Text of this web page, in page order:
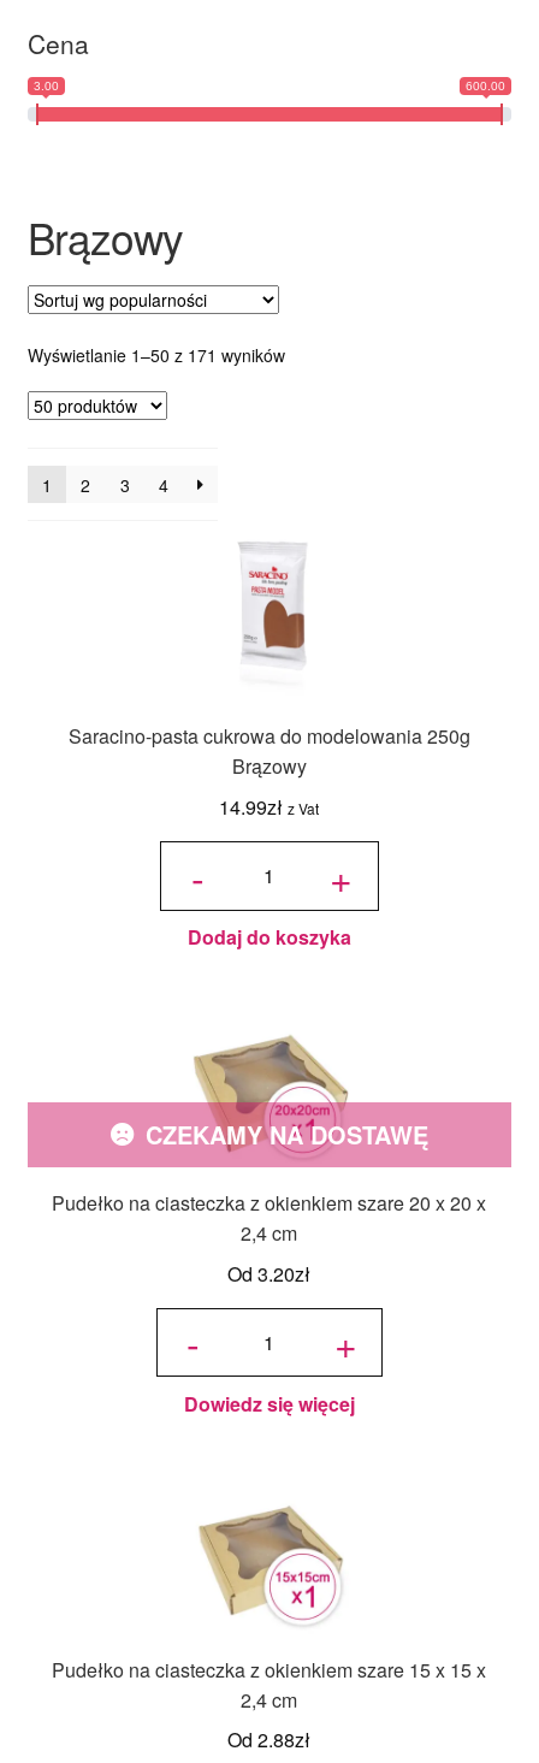
Ozdoby na tort weselny
Brązowy
Wyświetlanie 1–50 z 171 wynikówPosortowane
1 2 3 4
Saracino-pasta cukrowa do modelowania 250g
Brązowy
14.99zł z Vat
-
ilość
cukrowa do
modelowania
250g
Brązowy +
Dodaj do koszyka
Pudełko na ciasteczka z okienkiem szare 20 x 20 x
2,4 cm
Od3.20zł
CZEKAMY NA DOSTAWĘ
-
ilość
ciasteczka
z
szare 20 x
20 x 2,4
+
Dowiedz się więcej
Pudełko na ciasteczka z okienkiem szare 15 x 15 x
2,4 cm
Od2.88zł
Cena
3.00 600.00